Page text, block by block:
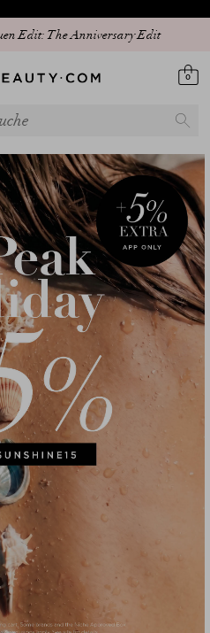
Edit: The Anniversary Edit
0